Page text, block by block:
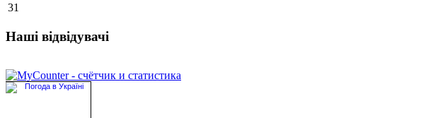
31
Наші відвідувачі